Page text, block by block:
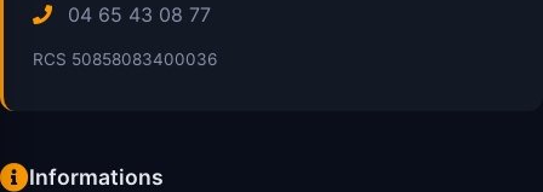
04 65 43 08 77
RCS 50858083400036
Informations